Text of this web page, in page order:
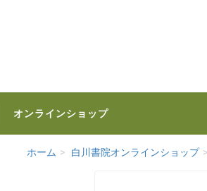
オンラインショップ
ホーム 白川書院オンラインショップ